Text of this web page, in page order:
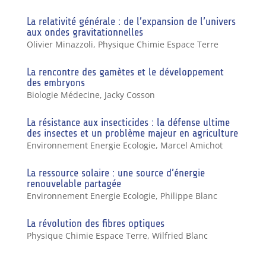
La relativité générale : de l’expansion de l’univers
aux ondes gravitationnelles
Olivier Minazzoli, Physique Chimie Espace Terre
La rencontre des gamètes et le développement
des embryons
Biologie Médecine, Jacky Cosson
La résistance aux insecticides : la défense ultime
des insectes et un problème majeur en agriculture
Environnement Energie Ecologie, Marcel Amichot
La ressource solaire : une source d’énergie
renouvelable partagée
Environnement Energie Ecologie, Philippe Blanc
La révolution des fibres optiques
Physique Chimie Espace Terre, Wilfried Blanc